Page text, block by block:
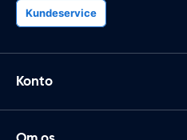
Kundeservice
Konto